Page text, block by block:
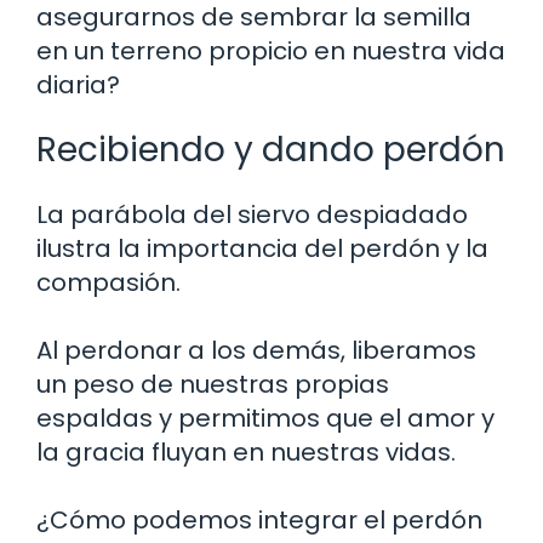
asegurarnos de sembrar la semilla
en un terreno propicio en nuestra vida
diaria?
Recibiendo y dando perdón
La parábola del siervo despiadado
ilustra la importancia del perdón y la
compasión.
Al perdonar a los demás, liberamos
un peso de nuestras propias
espaldas y permitimos que el amor y
la gracia fluyan en nuestras vidas.
¿Cómo podemos integrar el perdón